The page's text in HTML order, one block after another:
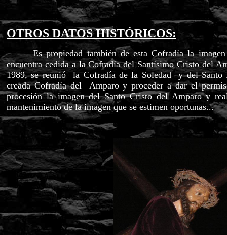
OTROS DATOS HISTÓRICOS:
Es propiedad también de esta Cofradía la
encuentra cedida a la Cofradía del Santísimo Cristo del
1989, se reunió la Cofradía de la Soledad y del
creada Cofradía del Amparo y proceder a dar el
procesión la imagen del Santo Cristo del Amparo y
mantenimiento de la imagen que se estimen oportunas...